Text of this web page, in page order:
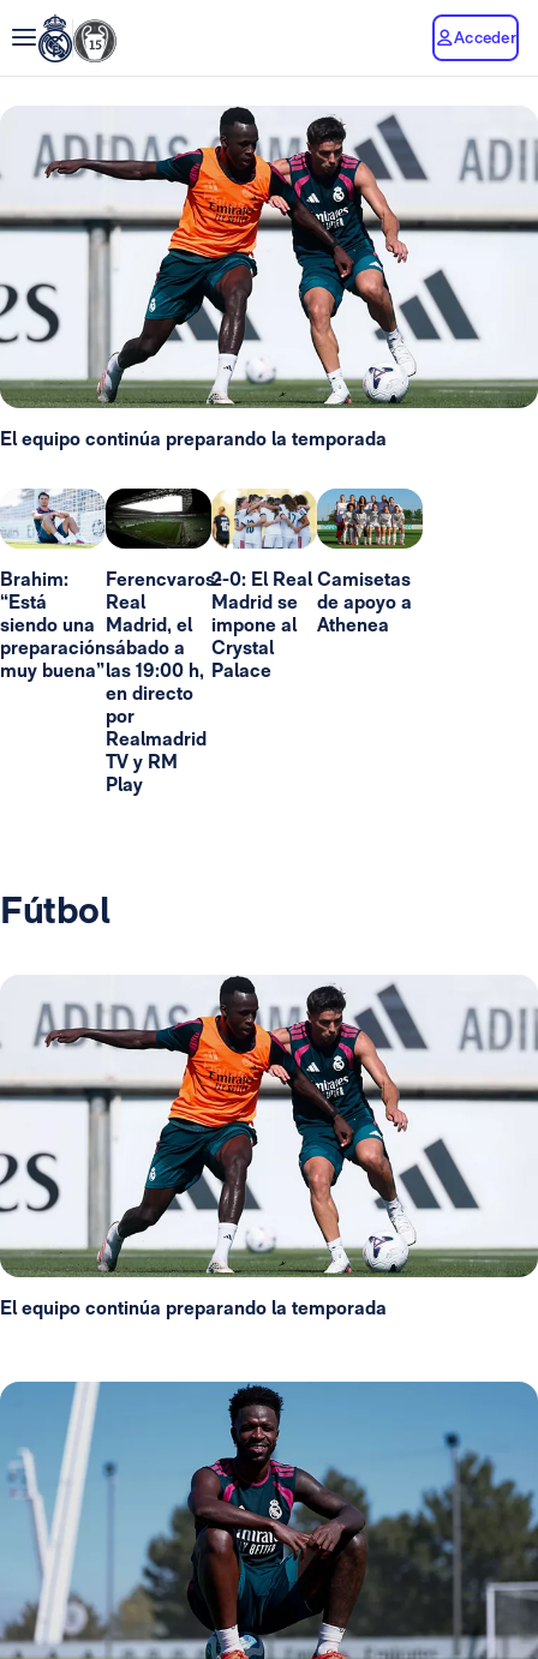
Acceder
El equipo continúa preparando la temporada
Brahim:
“Está
siendo una
preparación
muy buena”
Ferencvaros-
Real
Madrid, el
sábado a
las 19:00 h,
en directo
por
Realmadrid
TV y RM
Play
2-0: El Real
Madrid se
impone al
Crystal
Palace
Camisetas
de apoyo a
Athenea
Fútbol
El equipo continúa preparando la temporada